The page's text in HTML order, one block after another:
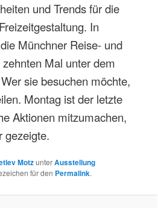
und Trends für die
In
Münchner Reise- und
Mal unter dem
sie besuchen möchte,
Montag ist der letzte
Aktionen mitzumachen,
gezeigte.
MotzunterAusstellung
für den Permalink.